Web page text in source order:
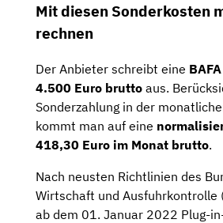
Mit diesen Sonderkosten
rechnen
Der Anbieter schreibt eine
4.500 Euro brutto aus.
Sonderzahlung in der
kommt man auf eine
418,30 Euro im Monat brutto.
Nach neusten Richtlinien des
Wirtschaft und Ausfuhrkontrolle
ab dem 01. Januar 2022 Plug-